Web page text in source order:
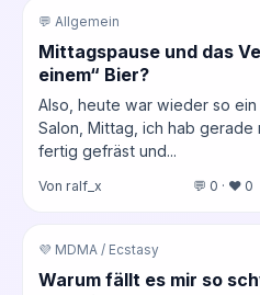
💬 Allgemein
Mittagspause und das
einem“ Bier?
Also, heute war wieder so
Salon, Mittag, ich hab gerade
fertig gefräst und...
Von ralf_x 💬 0 · ❤️ 0
💜 MDMA / Ecstasy
Warum fällt es mir so